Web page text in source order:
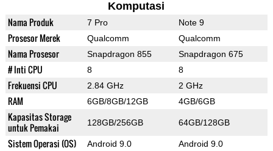
Komputasi
Nama Produk 7 Pro Note 9
Prosesor Merek Qualcomm Qualcomm
Nama Prosesor Snapdragon 855 Snapdragon 675
# Inti CPU 8 8
Frekuensi CPU 2.84 GHz 2 GHz
RAM 6GB/8GB/12GB 4GB/6GB
Kapasitas Storage
untuk Pemakai
128GB/256GB 64GB/128GB
Sistem Operasi (OS) Android 9.0 Android 9.0